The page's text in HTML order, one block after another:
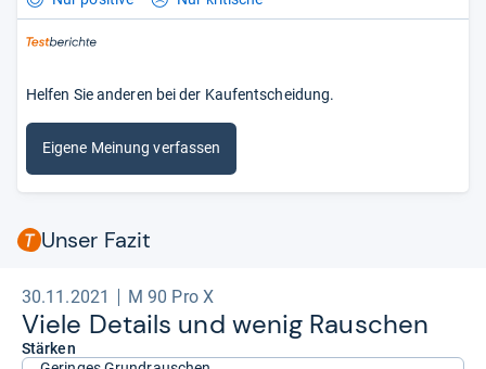
Helfen Sie anderen bei der Kaufentscheidung.
Eigene Meinung verfassen
Unser Fazit
30.11.2021 M 90 Pro X
Viele Details und wenig Rau­schen
Stärken